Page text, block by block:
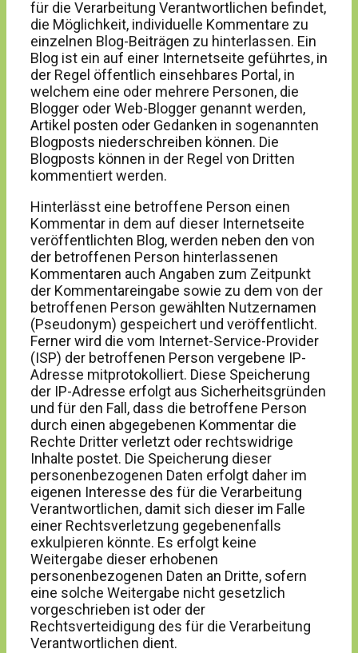
für die Verarbeitung Verantwortlichen befindet,
die Möglichkeit, individuelle Kommentare zu
einzelnen Blog-Beiträgen zu hinterlassen. Ein
Blog ist ein auf einer Internetseite geführtes, in
der Regel öffentlich einsehbares Portal, in
welchem eine oder mehrere Personen, die
Blogger oder Web-Blogger genannt werden,
Artikel posten oder Gedanken in sogenannten
Blogposts niederschreiben können. Die
Blogposts können in der Regel von Dritten
kommentiert werden.
Hinterlässt eine betroffene Person einen
Kommentar in dem auf dieser Internetseite
veröffentlichten Blog, werden neben den von
der betroffenen Person hinterlassenen
Kommentaren auch Angaben zum Zeitpunkt
der Kommentareingabe sowie zu dem von der
betroffenen Person gewählten Nutzernamen
(Pseudonym) gespeichert und veröffentlicht.
Ferner wird die vom Internet-Service-Provider
(ISP) der betroffenen Person vergebene IP-
Adresse mitprotokolliert. Diese Speicherung
der IP-Adresse erfolgt aus Sicherheitsgründen
und für den Fall, dass die betroffene Person
durch einen abgegebenen Kommentar die
Rechte Dritter verletzt oder rechtswidrige
Inhalte postet. Die Speicherung dieser
personenbezogenen Daten erfolgt daher im
eigenen Interesse des für die Verarbeitung
Verantwortlichen, damit sich dieser im Falle
einer Rechtsverletzung gegebenenfalls
exkulpieren könnte. Es erfolgt keine
Weitergabe dieser erhobenen
personenbezogenen Daten an Dritte, sofern
eine solche Weitergabe nicht gesetzlich
vorgeschrieben ist oder der
Rechtsverteidigung des für die Verarbeitung
Verantwortlichen dient.